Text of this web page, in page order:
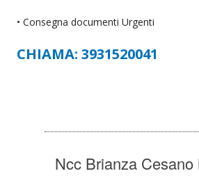
• Consegna documenti Urgenti
CHIAMA: 3931520041
Ncc Brianza Cesano